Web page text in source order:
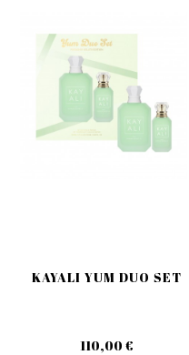
KAYALI YUM DUO SET
110,00 €